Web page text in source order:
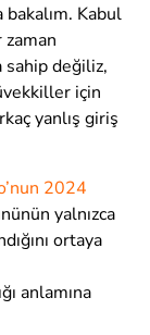
bakalım. Kabul
sahip değiliz,
için
yanlış giriş
2024
yalnızca
ortaya
anlamına